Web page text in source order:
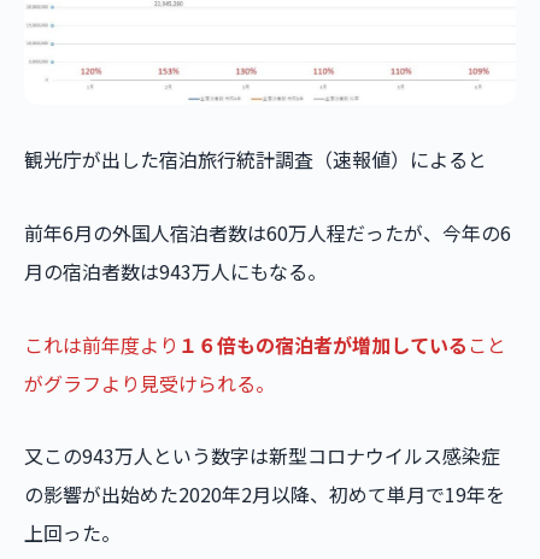
観光庁が出した宿泊旅行統計調査（速報値）によると
前年6月の外国人宿泊者数は60万人程だったが、今年の6
月の宿泊者数は943万人にもなる。
これは前年度より １６倍もの宿泊者が増加している こと
がグラフより見受けられる。
又この943万人という数字は新型コロナウイルス感染症
の影響が出始めた2020年2月以降、初めて単月で19年を
上回った。